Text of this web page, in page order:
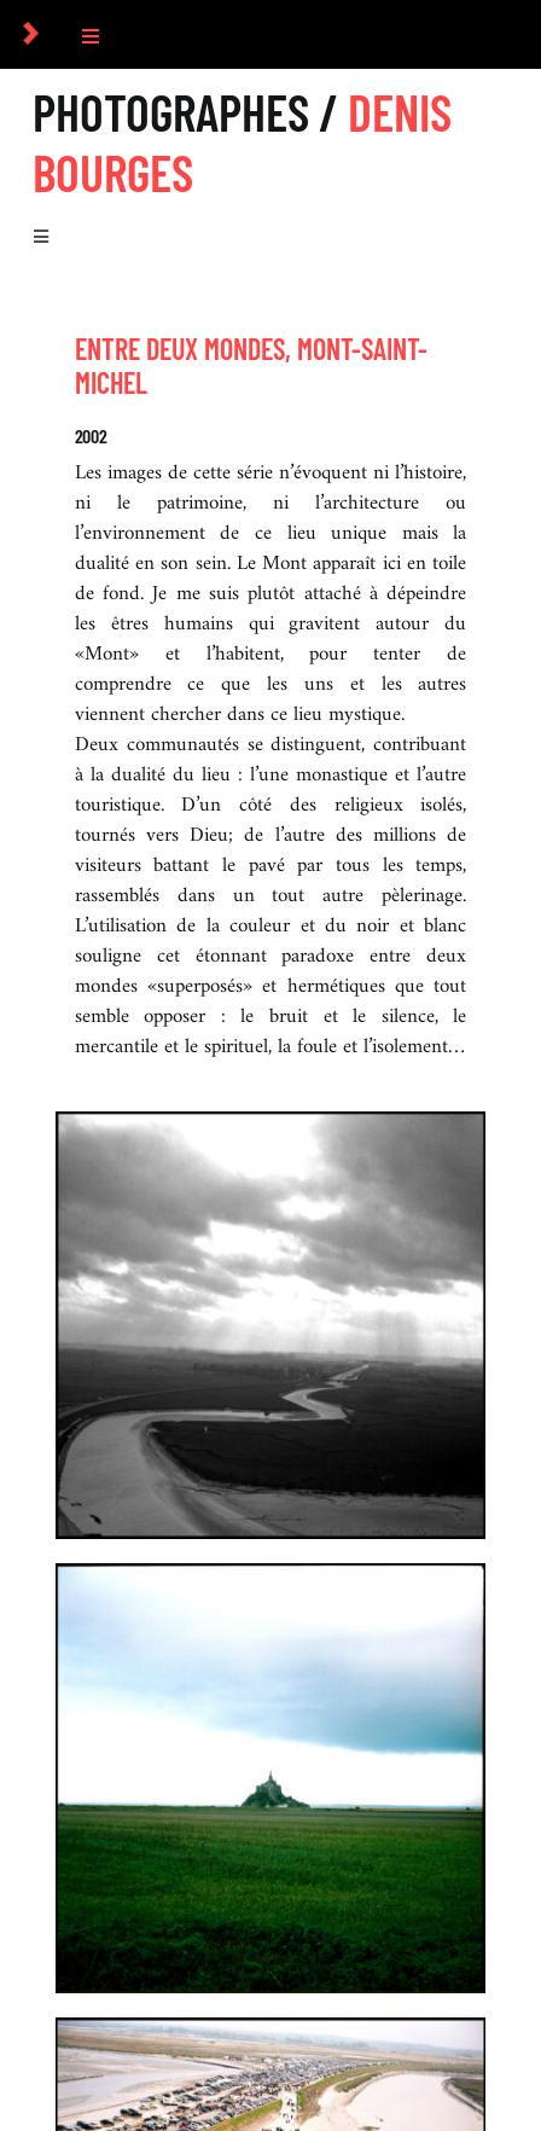
Passer
contenu
Toggle
Navigation
COLLECTIF
PHOTOGRAPHES
CULTUREL
RECHERCHE D’IMAGES
CONTACT
PHOTOGRAPHES / DENIS
BOURGES
Toggle
REVUE DE PRESSE
ENTRE DEUX MONDES, MONT-SAINT-
MICHEL
2002
Les images de cette série n’évoquent ni l’histoire,
ni le patrimoine, ni l’architecture ou
l’environnement de ce lieu unique mais la
dualité en son sein. Le Mont apparaît ici en toile
de fond. Je me suis plutôt attaché à dépeindre
les êtres humains qui gravitent autour du
«Mont» et l’habitent, pour tenter de
comprendre ce que les uns et les autres
viennent chercher dans ce lieu mystique.
Deux communautés se distinguent, contribuant
à la dualité du lieu : l’une monastique et l’autre
touristique. D’un côté des religieux isolés,
tournés vers Dieu; de l’autre des millions de
visiteurs battant le pavé par tous les temps,
rassemblés dans un tout autre pèlerinage.
L’utilisation de la couleur et du noir et blanc
souligne cet étonnant paradoxe entre deux
mondes «superposés» et hermétiques que tout
semble opposer : le bruit et le silence, le
mercantile et le spirituel, la foule et l’isolement…